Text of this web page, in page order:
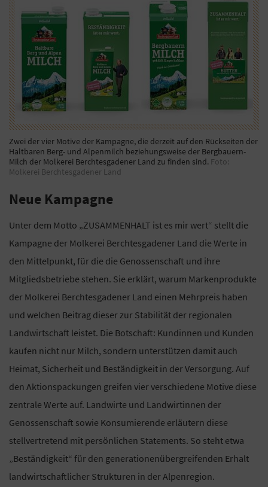
Zwei der vier Motive der Kampagne, die derzeit auf den Rückseiten der
Haltbaren Berg- und Alpenmilch beziehungsweise der Bergbauern-
Milch der Molkerei Berchtesgadener Land zu finden sind. Foto:
Molkerei Berchtesgadener Land
Neue Kampagne
Unter dem Motto „ZUSAMMENHALT ist es mir wert“ stellt die
Kampagne der Molkerei Berchtesgadener Land die Werte in
den Mittelpunkt, für die die Genossenschaft und ihre
Mitgliedsbetriebe stehen. Sie erklärt, warum Markenprodukte
der Molkerei Berchtesgadener Land einen Mehrpreis haben
und welchen Beitrag dieser zur Stabilität der regionalen
Landwirtschaft leistet. Die Botschaft: Kundinnen und Kunden
kaufen nicht nur Milch, sondern unterstützen damit auch
Heimat, Sicherheit und Beständigkeit in der Versorgung. Auf
den Aktionspackungen greifen vier verschiedene Motive diese
zentrale Werte auf. Landwirte und Landwirtinnen der
Genossenschaft sowie Konsumierende erläutern diese
stellvertretend mit persönlichen Statements. So steht etwa
„Beständigkeit“ für den generationenübergreifenden Erhalt
landwirtschaftlicher Strukturen in der Alpenregion.